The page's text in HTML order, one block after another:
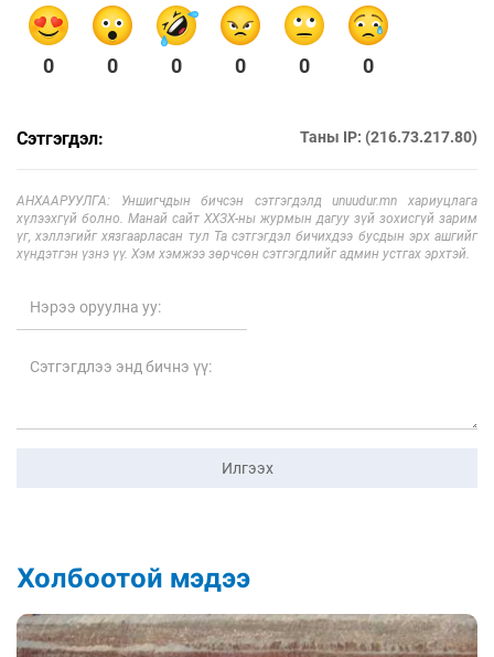
0 0 0 0 0 0
Сэтгэгдэл: Таны IP: (216.73.217.80)
АНХААРУУЛГА: Уншигчдын бичсэн сэтгэгдэлд unuudur.mn хариуцлага
хүлээхгүй болно. Манай сайт ХХЗХ-ны журмын дагуу зүй зохисгүй зарим
үг, хэллэгийг хязгаарласан тул Та сэтгэгдэл бичихдээ бусдын эрх ашгийг
хүндэтгэн үзнэ үү. Хэм хэмжээ зөрчсөн сэтгэгдлийг админ устгах эрхтэй.
Илгээх
Холбоотой мэдээ